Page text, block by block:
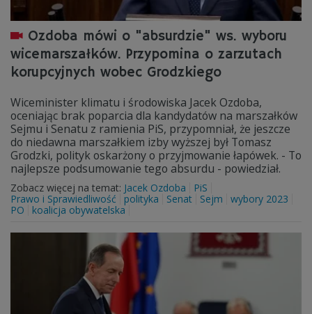
Ozdoba mówi o "absurdzie" ws. wyboru
wicemarszałków. Przypomina o zarzutach
korupcyjnych wobec Grodzkiego
Wiceminister klimatu i środowiska Jacek Ozdoba,
oceniając brak poparcia dla kandydatów na marszałków
Sejmu i Senatu z ramienia PiS, przypomniał, że jeszcze
do niedawna marszałkiem izby wyższej był Tomasz
Grodzki, polityk oskarżony o przyjmowanie łapówek. - To
najlepsze podsumowanie tego absurdu - powiedział.
Zobacz więcej na temat: Jacek Ozdoba
PiS
Prawo i Sprawiedliwość
polityka Senat Sejm
wybory 2023
PO
koalicja obywatelska